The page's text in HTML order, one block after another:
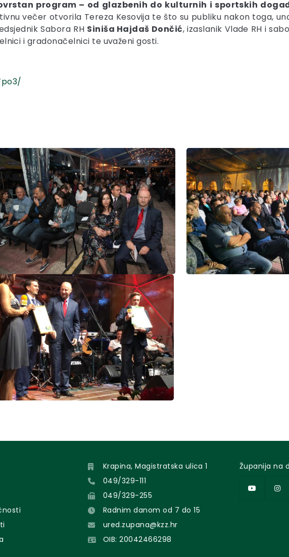
program – od glazbenih do kulturnih i sportskih
večer otvorila Tereza Kesovija te što su publiku nakon toga,
Sabora RH Siniša Hajdaš Dončić, izaslanik Vlade RH i
i gradonačelnici te uvaženi gosti.
Krapina, Magistratska ulica 1
049/329-111
049/329-255
Radnim danom od 7 do 15
ured.zupana@kzz.hr
OIB: 20042466298
Županija na